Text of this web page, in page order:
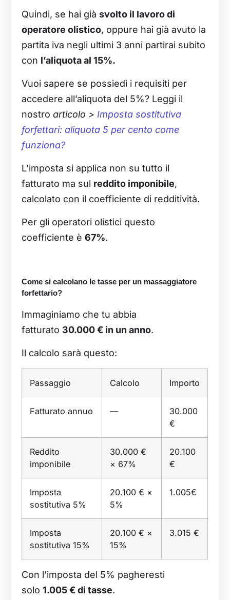
Quindi, se hai giàsvolto il lavoro di
operatore olistico, oppure hai già avuto la
partita iva negli ultimi 3 anni partirai subito
con l’aliquota al 15%.
Vuoi sapere se possiedi i requisiti per
accedere all’aliquota del 5%? Leggi il
nostro articolo > Imposta sostitutiva
forfettari: aliquota 5 per cento come
funziona?
L’imposta si applica non su tutto il
fatturato ma sul reddito imponibile,
calcolato con il coefficiente di redditività.
Per gli operatori olistici questo
coefficiente è67%.
Come si calcolano le tasse per un massaggiatore
forfettario?
Immaginiamo che tu abbia
fatturato 30.000 € in un anno.
Il calcolo sarà questo:
Passaggio Calcolo Importo
Fatturato annuo —
30.000
€
Reddito
imponibile
30.000 €
× 67%
20.100
€
Imposta
sostitutiva 5%
20.100 € ×
5%
1.005€
Imposta
sostitutiva 15%
20.100 € ×
15%
3.015 €
Con l’imposta del 5% pagheresti
solo1.005 € di tasse.